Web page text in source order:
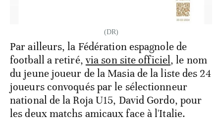
(DR)
Par ailleurs, la Fédération espagnole de
football a retiré,via son site officiel, le nom
du jeune joueur de la Masia de la liste des 24
joueurs convoqués par le sélectionneur
national de la Roja U15, David Gordo, pour
les deux matchs amicaux face à l'Italie.